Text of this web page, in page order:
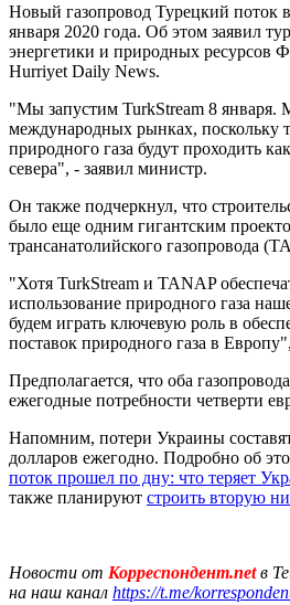
Новый газопровод Турецкий поток
января 2020 года. Об этом заявил
энергетики и природных ресурсов
Hurriyet Daily News.
"Мы запустим TurkStream 8 января.
международных рынках, поскольку
природного газа будут проходить
севера", - заявил министр.
Он также подчеркнул, что
было еще одним гигантским
трансанатолийского газопровода
"Хотя TurkStream и TANAP
использование природного газа
будем играть ключевую роль в
поставок природного газа в
Предполагается, что оба
ежегодные потребности четверти
Напомним, потери Украины
долларов ежегодно. Подробно об
поток прошел по дну: что теряет
также планируют строить вторую
Новости от Корреспондент.netв
на наш канал https://t.me/